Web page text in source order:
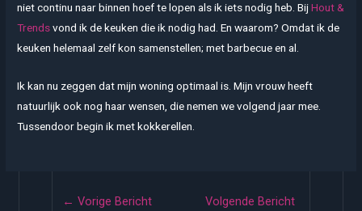
niet continu naar binnen hoef te lopen als ik iets nodig heb. BijHout &
Trendsvond ik de keuken die ik nodig had. En waarom? Omdat ik de
keuken helemaal zelf kon samenstellen; met barbecue en al.
Ik kan nu zeggen dat mijn woning optimaal is. Mijn vrouw heeft
natuurlijk ook nog haar wensen, die nemen we volgend jaar mee.
Tussendoor begin ik met kokkerellen.
← Vorige Bericht
Volgende Bericht